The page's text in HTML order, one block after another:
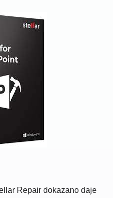
Repair dokazano daje